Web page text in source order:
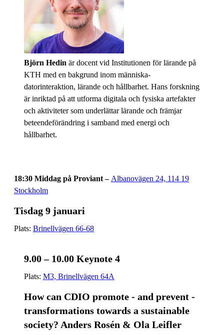
Björn Hedin är docent vid Institutionen för lärande på
KTH med en bakgrund inom människa-
datorinteraktion, lärande och hållbarhet. Hans forskning
är inriktad på att utforma digitala och fysiska artefakter
och aktiviteter som underlättar lärande och främjar
beteendeförändring i samband med energi och
hållbarhet.
18:30 Middag på Proviant – Albanovägen 24, 114 19
Stockholm
Tisdag 9 januari
Plats: Brinellvägen 66-68
9.00 – 10.00 Keynote 4
Plats: M3, Brinellvägen 64A
How can CDIO promote - and prevent -
transformations towards a sustainable
society? Anders Rosén & Ola Leifler